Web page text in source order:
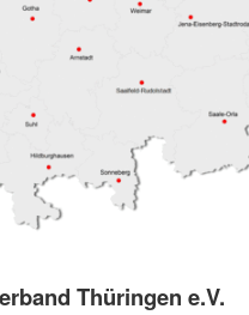
Thüringen e.V.